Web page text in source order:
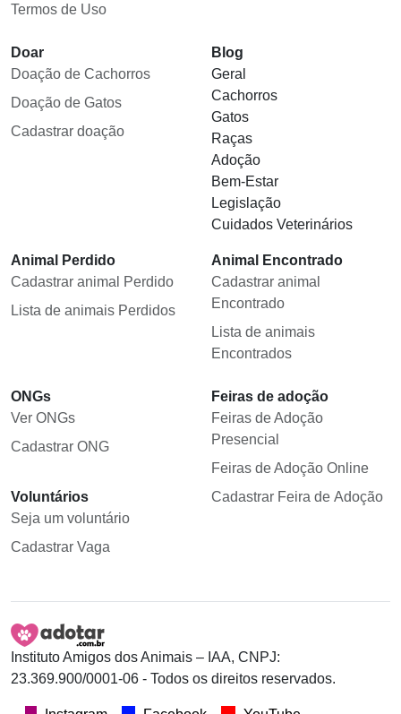
Termos de Uso
Doar
Doação de Cachorros
Doação de Gatos
Cadastrar doação
Blog
Geral
Cachorros
Gatos
Raças
Adoção
Bem-Estar
Legislação
Cuidados Veterinários
Animal Perdido
Cadastrar animal Perdido
Lista de animais Perdidos
Animal Encontrado
Cadastrar animal
Encontrado
Lista de animais
Encontrados
ONGs
Ver ONGs
Cadastrar ONG
Voluntários
Seja um voluntário
Cadastrar Vaga
Feiras de adoção
Feiras de Adoção
Presencial
Feiras de Adoção Online
Cadastrar Feira de Adoção
Instituto Amigos dos Animais – IAA, CNPJ:
23.369.900/0001-06 - Todos os direitos reservados.